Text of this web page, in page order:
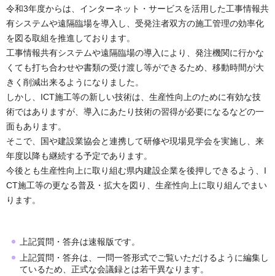
令和3年度からは、インターネット・サービスを活用した工事情報共
有システムや遠隔臨場を導入し、受発注者双方の施工管理の効率化
を図る取組を推進しております。
工事情報共有システムや遠隔臨場の導入により、発注機関に行かな
くても打ち合わせや書類の受け渡し等ができるため、移動時間が大
きく削減出来るようになりました。
しかし、ICT施工等の新しい技術は、生産性向上のために有効な技
術ではありますが、導入にあたり技術の習得が必要になるなどの一
面もあります。
そこで、国や建設業協会と連携して研修や現場見学会を実施し、来
年度以降も継続する予定であります。
今後とも生産性向上に取り組む県内建設企業を後押しできるよう、I
CT施工等の更なる普及・拡大を図り、生産性向上に取り組んでまい
ります。
上記質問・答弁は速報版です。
上記質問・答弁は、一問一答形式でご覧いただけるように編集し
ているため、正式な会議録とは若干異なります。